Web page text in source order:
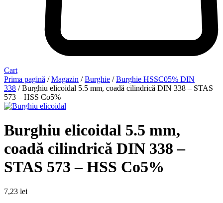
Cart
Prima pagină /Magazin /Burghie /Burghie HSSC05% DIN
338 / Burghiu elicoidal 5.5 mm, coadă cilindrică DIN 338 – STAS
573 – HSS Co5%
Burghiu elicoidal 5.5 mm,
coadă cilindrică DIN 338 –
STAS 573 – HSS Co5%
7,23 lei